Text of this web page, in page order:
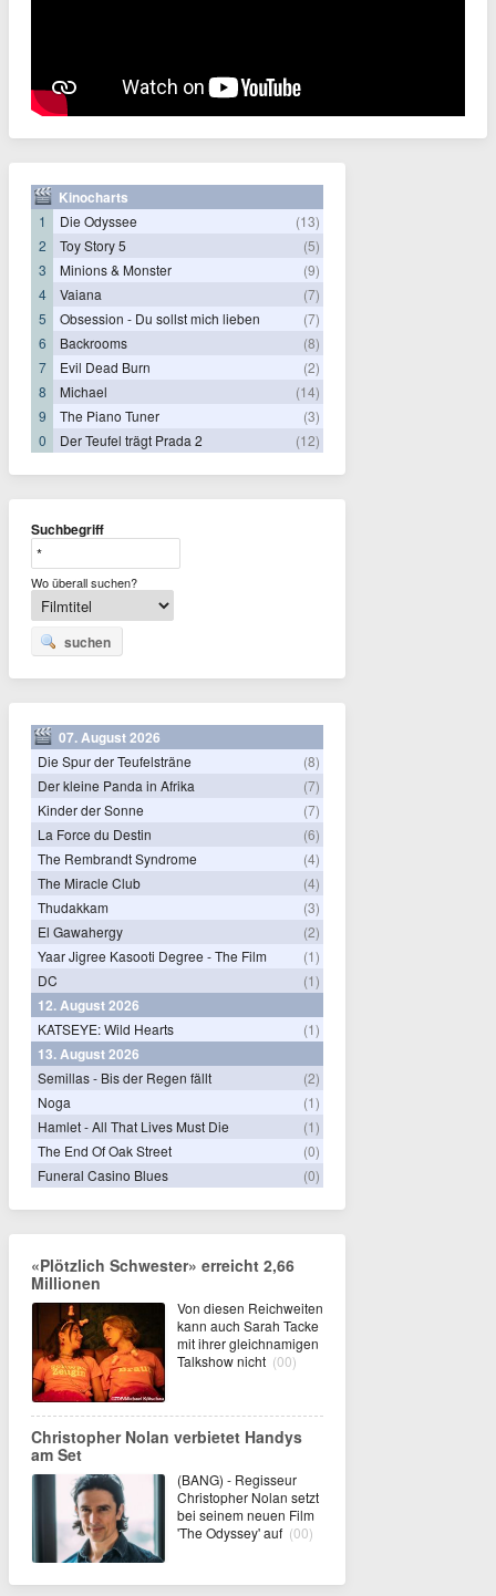
Kinocharts
1 Die Odyssee
(13)
2
Toy Story 5
(5)
3
Minions & Monster
(9)
4
Vaiana
(7)
5
Obsession - Du sollst mich lieben
(7)
6
Backrooms
(8)
7
Evil Dead Burn
(2)
8
Michael
(14)
9
The Piano Tuner
(3)
0
Der Teufel trägt Prada 2 (12)
Suchbegriff
Wo überall suchen?
suchen
07. August 2026
Die Spur der Teufelsträne
(8)
Der kleine Panda in Afrika
(7)
Kinder der Sonne
(7)
La Force du Destin
(6)
The Rembrandt Syndrome
(4)
The Miracle Club
(4)
Thudakkam
(3)
El Gawahergy
(2)
Yaar Jigree Kasooti Degree - The Film
(1)
DC
(1)
12. August 2026
KATSEYE: Wild Hearts (1)
13. August 2026
Semillas - Bis der Regen fällt
(2)
Noga
(1)
Hamlet - All That Lives Must Die
(1)
The End Of Oak Street
(0)
Funeral Casino Blues
(0)
«Plötzlich Schwester» erreicht 2,66
Millionen
Von diesen Reichweiten
kann auch Sarah Tacke
mit ihrer gleichnamigen
Talkshow nicht (00)
Christopher Nolan verbietet Handys
am Set
(BANG) - Regisseur
Christopher Nolan setzt
bei seinem neuen Film
'The Odyssey' auf (00)